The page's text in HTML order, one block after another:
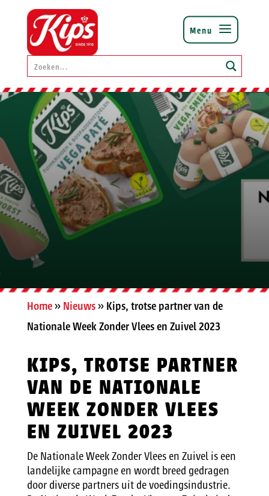
Home» Nieuws» Kips, trotse partner van de
Nationale Week Zonder Vlees en Zuivel 2023
KIPS, TROTSE PARTNER
VAN DE NATIONALE
WEEK ZONDER VLEES
EN ZUIVEL 2023
De Nationale Week Zonder Vlees en Zuivel is een
landelijke campagne en wordt breed gedragen
door diverse partners uit de voedingsindustrie.